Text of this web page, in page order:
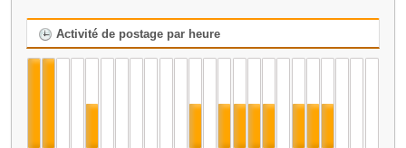
Activité de postage par heure